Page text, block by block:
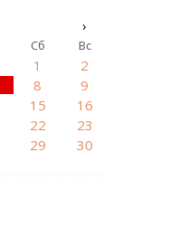
›
Сб Вс
1
2
8
9
15
16
22
23
29
30